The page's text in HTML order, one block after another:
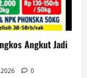
Angkut Jadi
0